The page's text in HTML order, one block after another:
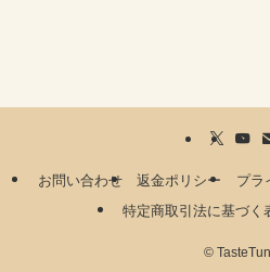
お問い合わせ 返金ポリシー プラ
特定商取引法に基づく
©